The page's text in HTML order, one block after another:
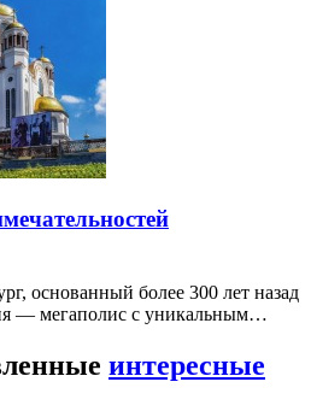
основанный более 300 лет назад
— мегаполис с уникальным…
интересные